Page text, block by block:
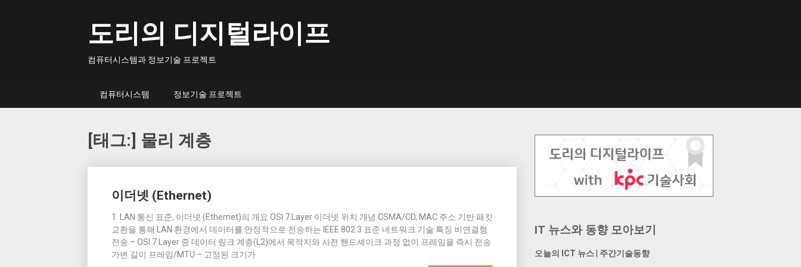
도리의 디지털라이프
컴퓨터시스템과 정보기술 프로젝트
컴퓨터시스템 정보기술 프로젝트
[태그:] 물리 계층
이더넷 (Ethernet)
1. LAN 통신 표준, 이더넷 (Ethernet)의 개요 OSI 7 Layer 이더넷 위치 개념 CSMA/CD, MAC 주소 기반 패킷
교환을 통해 LAN 환경에서 데이터를 안정적으로 전송하는 IEEE 802.3 표준 네트워크 기술 특징 비연결형
전송 – OSI 7 Layer 중 데이터 링크 계층(L2)에서 목적지와 사전 핸드셰이크 과정 없이 프레임을 즉시 전송
가변 길이 프레임/MTU – 고정된 크기가
navigation
IT 뉴스와 동향 모아보기
오늘의 ICT 뉴스 주간기술동향